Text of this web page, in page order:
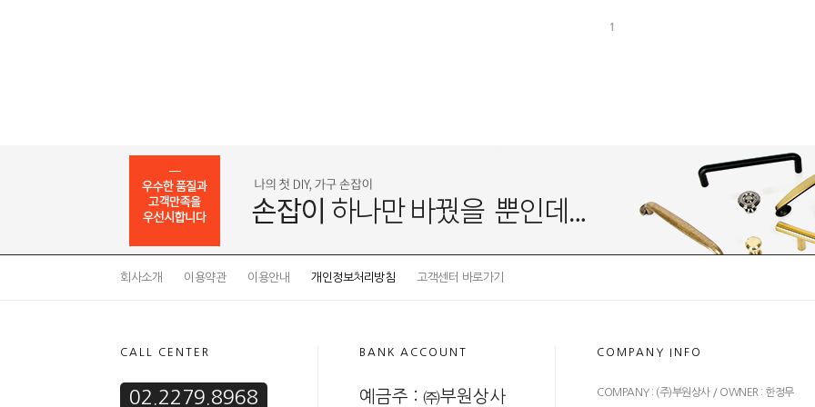
1
회사소개 이용약관 이용안내 개인정보처리방침 고객센터 바로가기
CALL CENTER
02.2279.8968
BANK ACCOUNT
예금주 : ㈜부원상사
COMPANY INFO
COMPANY : (주)부원상사 / OWNER : 한정무